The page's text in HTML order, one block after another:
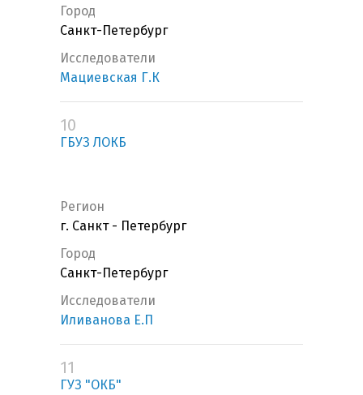
Город
Санкт-Петербург
Исследователи
Мациевская Г.К
10
ГБУЗ ЛОКБ
Регион
г. Санкт - Петербург
Город
Санкт-Петербург
Исследователи
Иливанова Е.П
11
ГУЗ "ОКБ"